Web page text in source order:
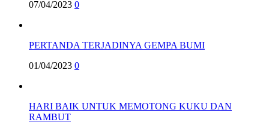
07/04/2023 0
PERTANDA TERJADINYA GEMPA BUMI
01/04/2023 0
HARI BAIK UNTUK MEMOTONG KUKU DAN
RAMBUT